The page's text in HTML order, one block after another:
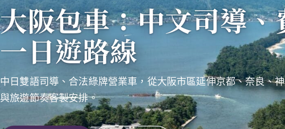
大阪包車：中文司導
一日遊路線
中日雙語司導、合法綠牌營業車，從大阪市區延伸京都、奈良、
與旅遊節奏客製安排。